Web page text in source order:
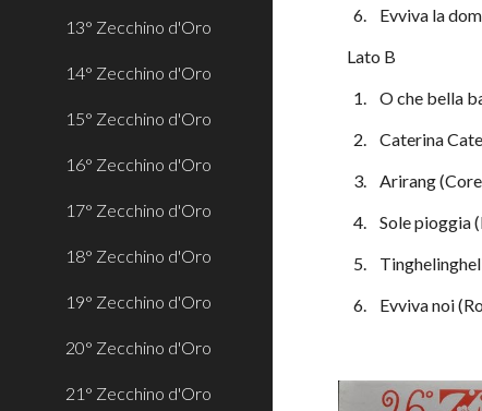
13° Zecchino d'Oro
14° Zecchino d'Oro
15° Zecchino d'Oro
16° Zecchino d'Oro
17° Zecchino d'Oro
18° Zecchino d'Oro
19° Zecchino d'Oro
20° Zecchino d'Oro
21° Zecchino d'Oro
6.    Evviva la
Lato B
1.    O che bella
2.    Caterina
3.    Arirang
4.    Sole
5.
6.    Evviva noi